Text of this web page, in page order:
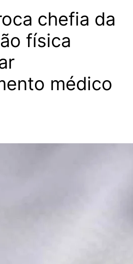
chefia da
física
médico